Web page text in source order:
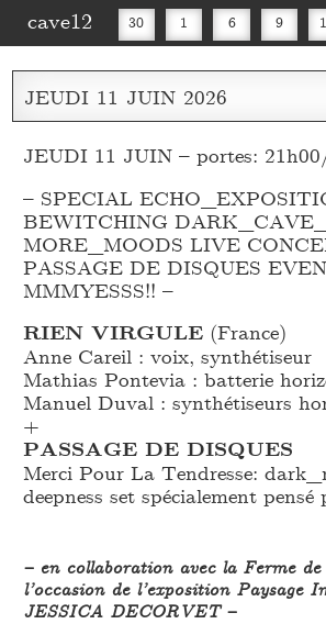
cave12 30 1 6 9
16 20 27 30
JEUDI 11 JUIN 2026
JEUDI 11 JUIN – portes:
– SPECIAL ECHO_
BEWITCHING DARK_
MORE_MOODS LIVE
PASSAGE DE DISQUES
MMMYESSS!! –
RIEN VIRGULE (France)
Anne Careil : voix, synthétiseur
Mathias Pontevia : batterie
Manuel Duval : synthétiseurs
+
PASSAGE DE DISQUES
Merci Pour La Tendresse: dark_
deepness set spécialement pensé
– en collaboration avec la Ferme
l’occasion de l’exposition Paysage
JESSICA DECORVET –